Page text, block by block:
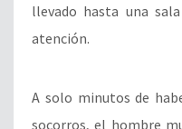
llevado hasta una
atención.
A solo minutos de
socorros, el hombre